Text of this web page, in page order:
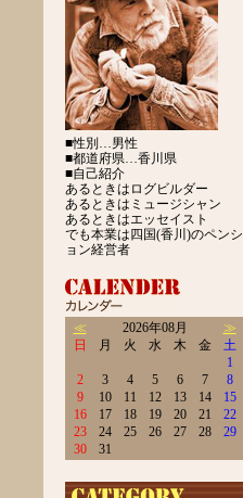
■性別…男性
■都道府県…香川県
■自己紹介
あるときはログビルダー
あるときはミュージシャン
あるときはエッセイスト
でも本業は四国(香川)のペンシ
ョン経営者
≪ 2026年08月
≫
日
月 火 水 木 金
土
1
2
3 4 5 6 7
8
9
10 11 12 13 14
15
16
17 18 19 20 21
22
23
24 25 26 27 28
29
30
31